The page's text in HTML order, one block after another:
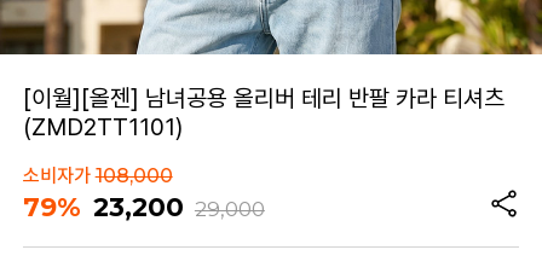
[이월][올젠] 남녀공용 올리버 테리 반팔 카라 티셔츠
(ZMD2TT1101)
소비자가108,000
79% 23,200 29,000